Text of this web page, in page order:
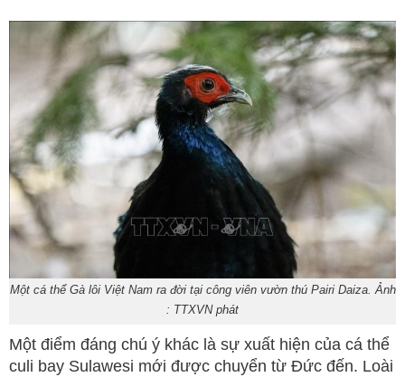
Một cá thể Gà lôi Việt Nam ra đời tại công viên vườn thú Pairi Daiza. Ảnh
: TTXVN phát
Một điểm đáng chú ý khác là sự xuất hiện của cá thể
culi bay Sulawesi mới được chuyển từ Đức đến. Loài